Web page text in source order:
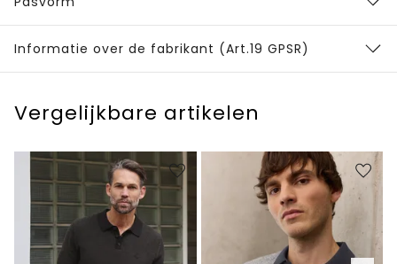
Informatie over de fabrikant (Art.19 GPSR)
Vergelijkbare artikelen